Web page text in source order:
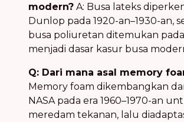
modern? A: Busa lateks
Dunlop pada 1920-an–1930-an,
busa poliuretan ditemukan pada
menjadi dasar kasur busa
Q: Dari mana asal memory
Memory foam dikembangkan
NASA pada era 1960–1970-an
meredam tekanan, lalu